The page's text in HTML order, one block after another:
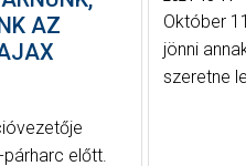
AZ
előtt.
Október
jönni
szeretne